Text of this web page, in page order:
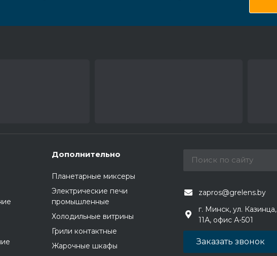
Дополнительно
Планетарные миксеры
Электрические печи
промышленные
Холодильные витрины
Грили контактные
Жарочные шкафы
zapros@grelens.by
г. Минск, ул. Казинца,
11А, офис А-501
Заказать звонок